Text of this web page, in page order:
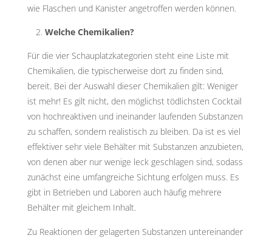
wie Flaschen und Kanister angetroffen werden können.
Welche Chemikalien?
Für die vier Schauplatzkategorien steht eine Liste mit
Chemikalien, die typischerweise dort zu finden sind,
bereit. Bei der Auswahl dieser Chemikalien gilt: Weniger
ist mehr! Es gilt nicht, den möglichst tödlichsten Cocktail
von hochreaktiven und ineinander laufenden Substanzen
zu schaffen, sondern realistisch zu bleiben. Da ist es viel
effektiver sehr viele Behälter mit Substanzen anzubieten,
von denen aber nur wenige leck geschlagen sind, sodass
zunächst eine umfangreiche Sichtung erfolgen muss. Es
gibt in Betrieben und Laboren auch häufig mehrere
Behälter mit gleichem Inhalt.
Zu Reaktionen der gelagerten Substanzen untereinander